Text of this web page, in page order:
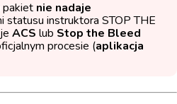
nie nadaje
statusu instruktora STOP THE
ACS lub Stop the Bleed
procesie (aplikacja